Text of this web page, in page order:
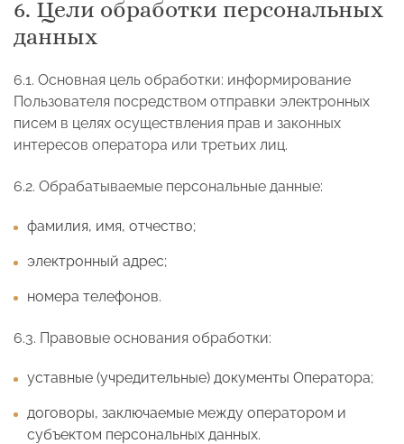
6. Цели обработки персональных
данных
6.1. Основная цель обработки: информирование
Пользователя посредством отправки электронных
писем в целях осуществления прав и законных
интересов оператора или третьих лиц.
6.2. Обрабатываемые персональные данные:
фамилия, имя, отчество;
электронный адрес;
номера телефонов.
6.3. Правовые основания обработки:
уставные (учредительные) документы Оператора;
договоры, заключаемые между оператором и
субъектом персональных данных.